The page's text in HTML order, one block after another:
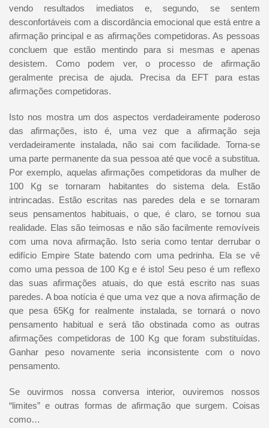
vendo resultados imediatos e, segundo, se sentem
desconfortáveis com a discordância emocional que está entre a
afirmação principal e as afirmações competidoras. As pessoas
concluem que estão mentindo para si mesmas e apenas
desistem. Como podem ver, o processo de afirmação
geralmente precisa de ajuda. Precisa da EFT para estas
afirmações competidoras.
Isto nos mostra um dos aspectos verdadeiramente poderoso
das afirmações, isto é, uma vez que a afirmação seja
verdadeiramente instalada, não sai com facilidade. Torna-se
uma parte permanente da sua pessoa até que você a substitua.
Por exemplo, aquelas afirmações competidoras da mulher de
100 Kg se tornaram habitantes do sistema dela. Estão
intrincadas. Estão escritas nas paredes dela e se tornaram
seus pensamentos habituais, o que, é claro, se tornou sua
realidade. Elas são teimosas e não são facilmente removíveis
com uma nova afirmação. Isto seria como tentar derrubar o
edifício Empire State batendo com uma pedrinha. Ela se vê
como uma pessoa de 100 Kg e é isto! Seu peso é um reflexo
das suas afirmações atuais, do que está escrito nas suas
paredes. A boa notícia é que uma vez que a nova afirmação de
que pesa 65Kg for realmente instalada, se tornará o novo
pensamento habitual e será tão obstinada como as outras
afirmações competidoras de 100 Kg que foram substituídas.
Ganhar peso novamente seria inconsistente com o novo
pensamento.
Se ouvirmos nossa conversa interior, ouviremos nossos
“limites” e outras formas de afirmação que surgem. Coisas
como…